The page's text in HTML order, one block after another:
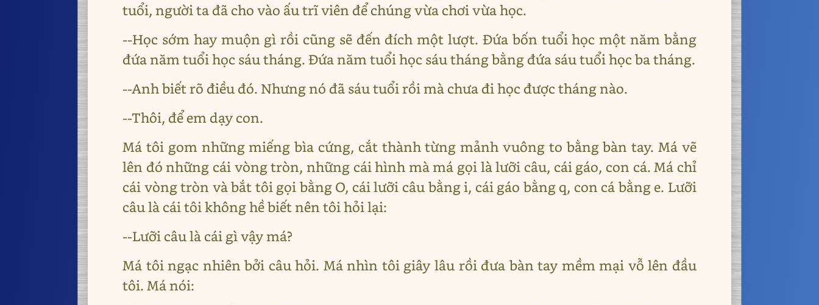
tuổi, người ta đã cho vào ấu trĩ viên để chúng vừa chơi vừa học.
--Học sớm hay muộn gì rồi cũng sẽ đến đích một lượt. Đứa bốn tuổi học một năm bằng
đứa năm tuổi học sáu tháng. Đứa năm tuổi học sáu tháng bằng đứa sáu tuổi học ba tháng.
--Anh biết rõ điều đó. Nhưng nó đã sáu tuổi rồi mà chưa đi học được tháng nào.
--Thôi, để em dạy con.
Má tôi gom những miếng bìa cứng, cắt thành từng mảnh vuông to bằng bàn tay. Má vẽ
lên đó những cái vòng tròn, những cái hình mà má gọi là lưỡi câu, cái gáo, con cá. Má chỉ
cái vòng tròn và bắt tôi gọi bằng O, cái lưỡi câu bằng i, cái gáo bằng q, con cá bằng e. Lưỡi
câu là cái tôi không hề biết nên tôi hỏi lại:
--Lưỡi câu là cái gì vậy má?
Má tôi ngạc nhiên bởi câu hỏi. Má nhìn tôi giây lâu rồi đưa bàn tay mềm mại vỗ lên đầu
tôi. Má nói: